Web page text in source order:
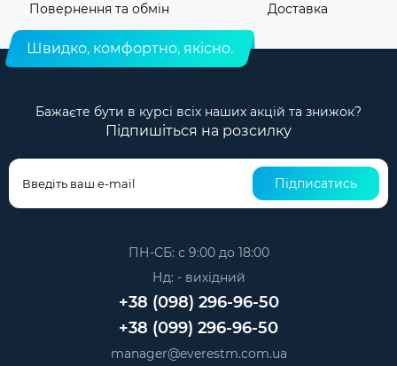
Повернення та обмін Доставка
Швидко, комфортно, якісно.
Бажаєте бути в курсі всіх наших акцій та знижок?
Підпишіться на розсилку
Підписатись
ПН-СБ: с 9:00 до 18:00
Нд: - вихідний
+38 (098) 296-96-50
+38 (099) 296-96-50
manager@everestm.com.ua